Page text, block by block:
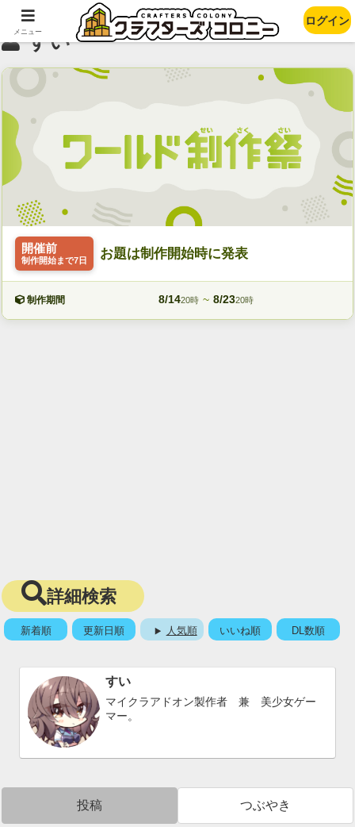
すい
開催前
制作開始まで7日 お題は制作開始時に発表
制作期間 8/1420時 ~ 8/2320時
詳細検索
新着順 更新日順 人気順 いいね順 DL数順
すい
マイクラアドオン製作者 兼 美少女ゲー
マー。
投稿 つぶやき
メニュー
ログイン